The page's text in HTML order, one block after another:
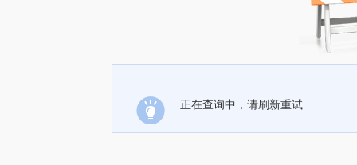
正在查询中，请刷新重试